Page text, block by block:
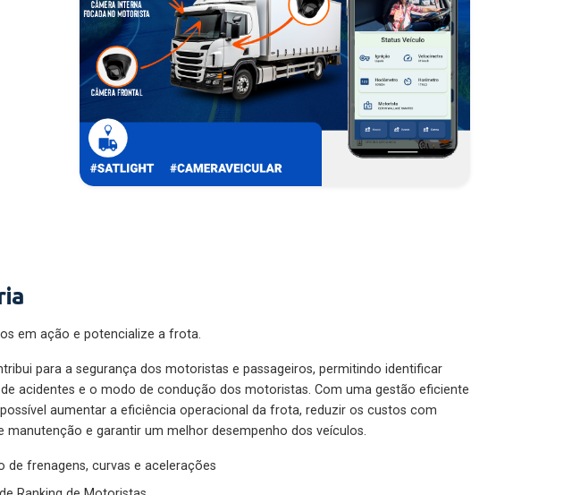
em ação e potencialize a frota.
para a segurança dos motoristas e passageiros, permitindo identificar
de acidentes e o modo de condução dos motoristas. Com uma gestão eficiente
aumentar a eficiência operacional da frota, reduzir os custos com
manutenção e garantir um melhor desempenho dos veículos.
de frenagens, curvas e acelerações
Ranking de Motoristas